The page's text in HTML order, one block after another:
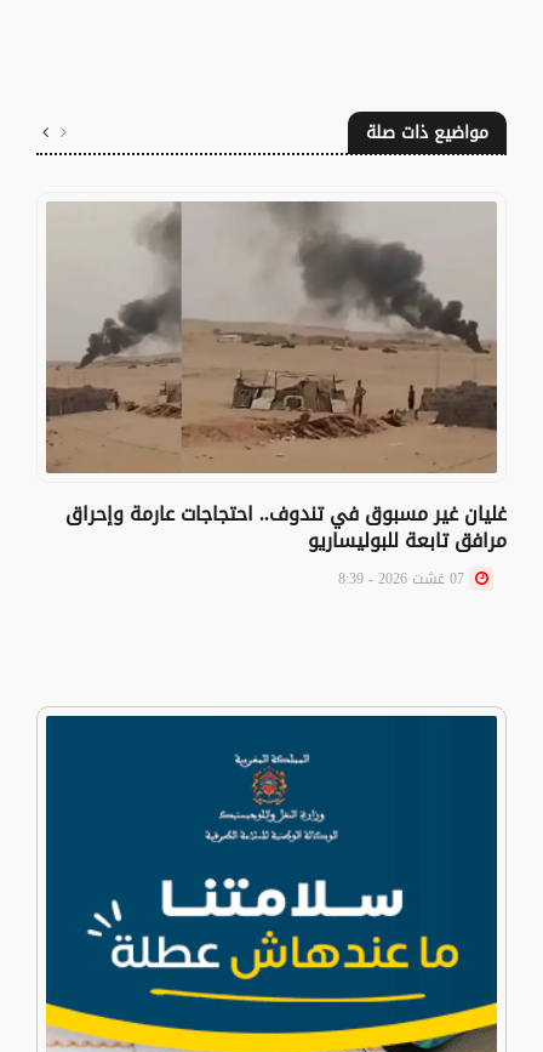
مواضيع ذات صلة
غليان غير مسبوق في تندوف.. احتجاجات عارمة وإحراق
مرافق تابعة للبوليساريو